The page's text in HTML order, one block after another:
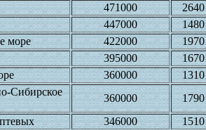
471000 2640
447000 1480
море 422000 1970
395000 1670
360000 1310
Сибирское
360000 1790
346000 1510